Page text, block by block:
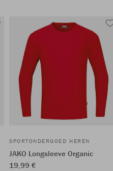
SPORTONDERGOED HEREN
JAKO Longsleeve Organic
19,99 €